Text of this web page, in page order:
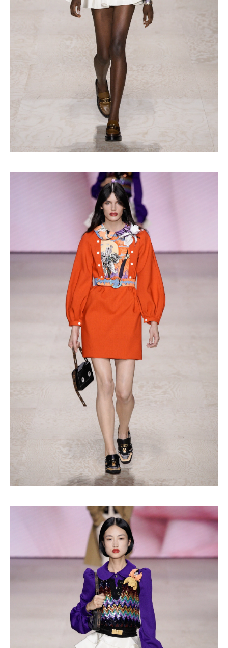
Moda dünyasında neler oluyor? Yeni
fikirler, öne çıkan koleksiyonlar, en
vogue trendler, ünlülerden güzelllik
sırları ve en popüler partilerden
haberdar olmak için haftalık e-
bültenimize kaydolun.